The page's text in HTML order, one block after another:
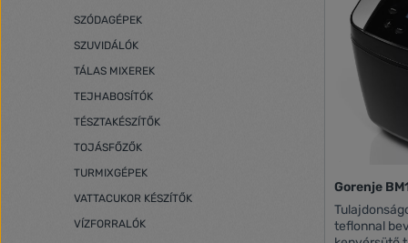
SZÓDAGÉPEK
SZUVIDÁLÓK
TÁLAS MIXEREK
TEJHABOSÍTÓK
TÉSZTAKÉSZÍTŐK
TOJÁSFŐZŐK
TURMIXGÉPEK
VATTACUKOR KÉSZÍTŐK
VÍZFORRALÓK
időzítőt ?
vagy extra
különféle
Gorenje
Tulajdonságok: Kiemelkedő
teflonnal